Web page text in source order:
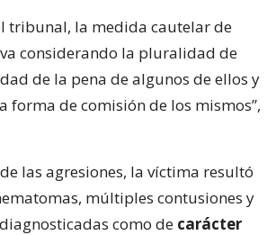
tribunal, la medida cautelar de
considerando la pluralidad de
de la pena de algunos de ellos y
forma de comisión de los mismos”,
las agresiones, la víctima resultó
múltiples contusiones y
como de carácter